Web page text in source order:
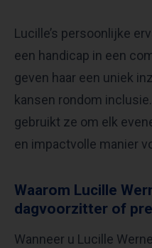
Lucille’s persoonlijke
een handicap in een
geven haar een uniek
kansen rondom
gebruikt ze om elk
en impactvolle manier
Waarom Lucille
dagvoorzitter of
Wanneer u Lucille